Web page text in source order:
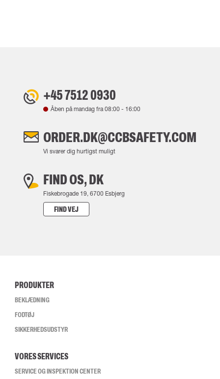
+45 7512 0930
Åben på mandag fra08:00 - 16:00
ORDER.DK@CCBSAFETY.COM
Vi svarer dig hurtigst muligt
FIND OS, DK
Fiskebrogade 19, 6700 Esbjerg
FIND VEJ
PRODUKTER
BEKLÆDNING
FODTØJ
SIKKERHEDSUDSTYR
VORES SERVICES
SERVICE OG INSPEKTION CENTER